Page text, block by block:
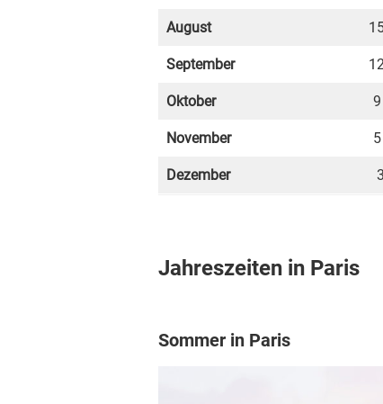
August
September
Oktober
November
Dezember
Jahreszeiten in Paris
Sommer in Paris